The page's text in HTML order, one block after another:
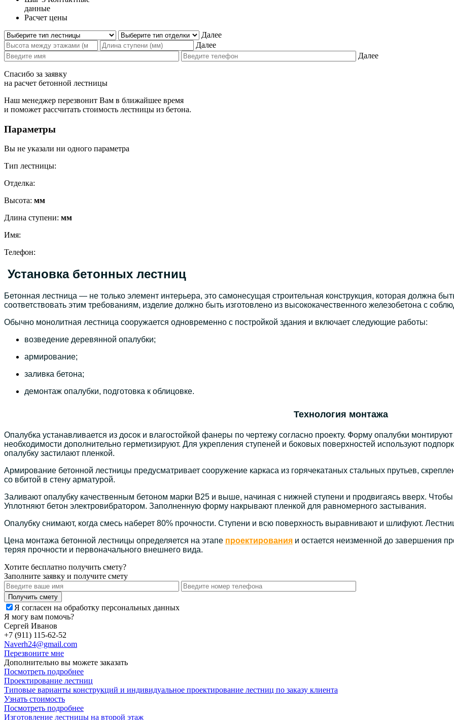
данные
Расчет цены
Далее
Далее
Далее
Спасибо за заявку
на расчет бетонной лестницы
Наш менеджер перезвонит Вам в ближайшее время
и поможет рассчитать стоимость лестницы из бетона.
Параметры
Вы не указали ни одного параметра
Тип лестницы:
Отделка:
Высота: мм
Длина ступени: мм
Имя:
Телефон:
Установка бетонных лестниц
Бетонная лестница — не только элемент интерьера, это самонесущая строительная конструкция, которая должна
соответствовать этим требованиям, изделие должно быть изготовлено из высококачественного железобетона с
Обычно монолитная лестница сооружается одновременно с постройкой здания и включает следующие работы:
возведение деревянной опалубки;
армирование;
заливка бетона;
демонтаж опалубки, подготовка к облицовке.
Технология монтажа
Опалубка устанавливается из досок и влагостойкой фанеры по чертежу согласно проекту. Форму опалубки
необходимости дополнительно герметизируют. Для укрепления ступеней и боковых поверхностей используют
опалубку застилают пленкой.
Армирование бетонной лестницы предусматривает сооружение каркаса из горячекатаных стальных прутьев,
со вбитой в стену арматурой.
Заливают опалубку качественным бетоном марки В25 и выше, начиная с нижней ступени и продвигаясь вверх.
Уплотняют бетон электровибратором. Заполненную форму накрывают пленкой для равномерного застывания.
Опалубку снимают, когда смесь наберет 80% прочности. Ступени и всю поверхность выравнивают и шлифуют.
Цена монтажа бетонной лестницы определяется на этапе проектирования и остается неизменной до завершения
теряя прочности и первоначального внешнего вида.
Хотите бесплатно получить смету?
Заполните заявку и получите смету
Я согласен на обработку персональных данных
Я могу вам помочь?
Сергей Иванов
+7 (911) 115-62-52
Naverh24@gmail.com
Перезвоните мне
Дополнительно вы можете заказать
Посмотреть подробнее
Проектирование лестниц
Типовые варианты конструкций и индивидуальное проектирование лестниц по заказу клиента
Узнать стоимость
Посмотреть подробнее
Изготовление лестницы на второй этаж